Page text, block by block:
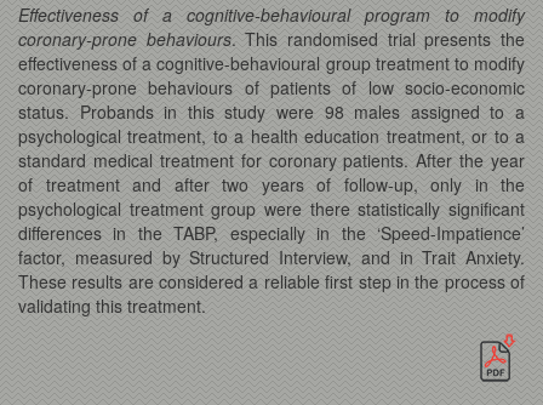
Effectiveness of a cognitive-behavioural program to modify
coronary-prone behaviours. This randomised trial presents the
effectiveness of a cognitive-behavioural group treatment to modify
coronary-prone behaviours of patients of low socio-economic
status. Probands in this study were 98 males assigned to a
psychological treatment, to a health education treatment, or to a
standard medical treatment for coronary patients. After the year
of treatment and after two years of follow-up, only in the
psychological treatment group were there statistically significant
differences in the TABP, especially in the ‘Speed-Impatience’
factor, measured by Structured Interview, and in Trait Anxiety.
These results are considered a reliable first step in the process of
validating this treatment.